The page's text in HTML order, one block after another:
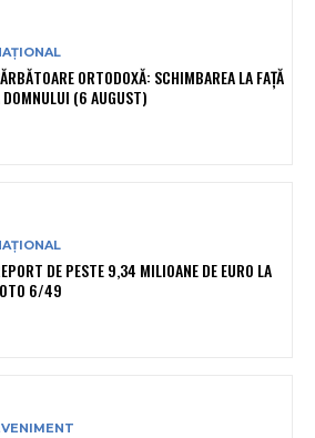
ORTODOXĂ: SCHIMBAREA LA FAȚĂ
DOMNULUI (6 AUGUST)
DE PESTE 9,34 MILIOANE DE EURO LA
6/49